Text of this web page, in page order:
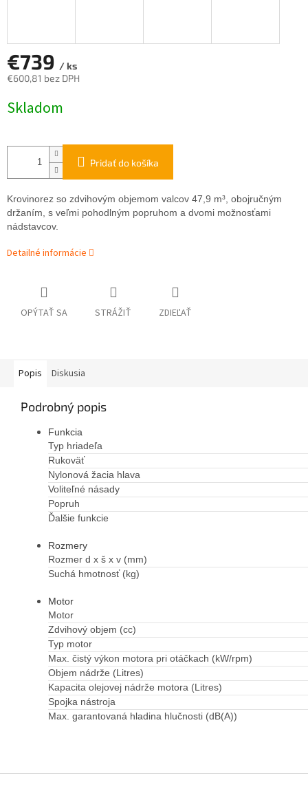
€739 / ks
€600,81 bez DPH
cena:
Skladom
Pridať do košíka
Krovinorez so zdvihovým objemom valcov 47,9 m³, obojručným
držaním, s veľmi pohodlným popruhom a dvomi možnosťami
nádstavcov.
Detailné informácie
OPÝTAŤ SA STRÁŽIŤ ZDIEĽAŤ
Popis Diskusia
Podrobný popis
Funkcia
Typ hriadeľa
Rukoväť
Nylonová žacia hlava
Voliteľné násady
Popruh
Ďalšie funkcie
Rozmery
Rozmer d x š x v (mm)
Suchá hmotnosť (kg)
Motor
Motor
Zdvihový objem (cc)
Typ motor
Max. čistý výkon motora pri otáčkach (kW/rpm)
Objem nádrže (Litres)
Kapacita olejovej nádrže motora (Litres)
Spojka nástroja
Max. garantovaná hladina hlučnosti (dB(A))